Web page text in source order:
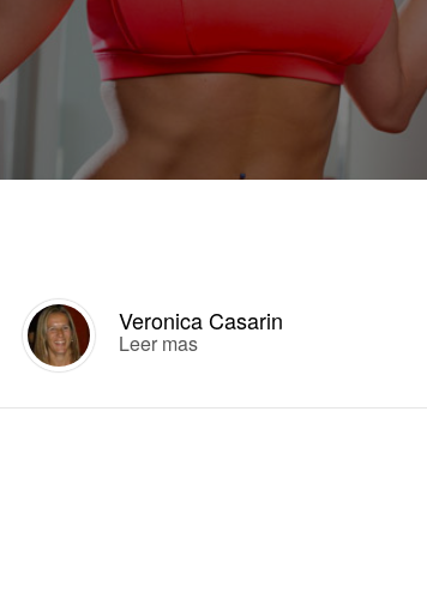
Veronica Casarin
Leer mas